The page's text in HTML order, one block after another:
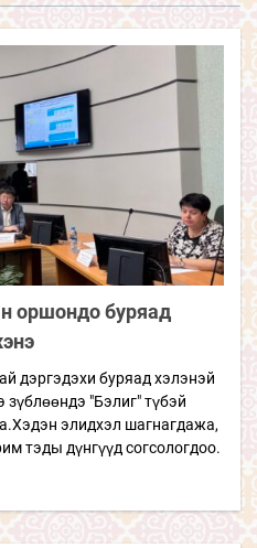
оршондо буряад
дэргэдэхи буряад хэлэнэй
"Бэлиг" түбэй
элидхэл шагнагдажа,
тэды дүнгүүд согсологдоо.